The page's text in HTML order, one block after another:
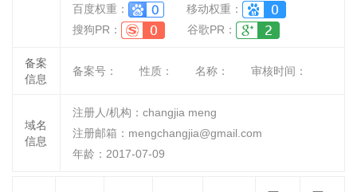
百度权重：
移动权重：
搜狗PR：
谷歌PR：
备案
信息
备案号： 性质： 名称： 审核时间：
域名
信息
注册人/机构：changjia meng
注册邮箱：mengchangjia@gmail.com
年龄：2017-07-09